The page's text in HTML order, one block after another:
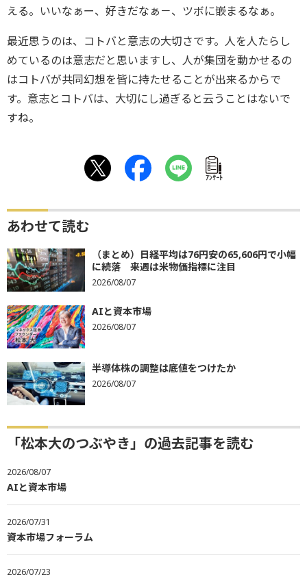
える。いいなぁー、好きだなぁ－、ツボに嵌まるなぁ。
最近思うのは、コトバと意志の大切さです。人を人たらし
めているのは意志だと思いますし、人が集団を動かせるの
はコトバが共同幻想を皆に持たせることが出来るからで
す。意志とコトバは、大切にし過ぎると云うことはないで
すね。
ｱﾝｹｰﾄ
あわせて読む
（まとめ）日経平均は76円安の65,606円で小幅
に続落 来週は米物価指標に注目
2026/08/07
AIと資本市場
2026/08/07
半導体株の調整は底値をつけたか
2026/08/07
「松本大のつぶやき」の過去記事を読む
2026/08/07
AIと資本市場
2026/07/31
資本市場フォーラム
2026/07/23